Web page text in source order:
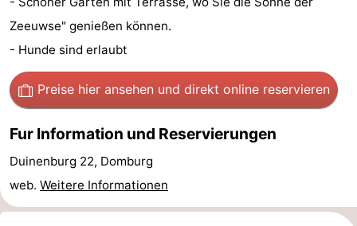
&
tun
-
Museen
Denkmäler
-
Mühlen
-
Leuchtturme
Aussichtspunkte
Attraktionen
Zeeuwse" genießen können.
- Hunde sind erlaubt
Preise hier ansehen und direkt online reservieren
Fur Information und Reservierungen
Duinenburg 22, Domburg
web. Weitere Informationen